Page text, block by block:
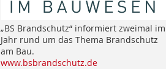
„BS Brandschutz“ informiert zweimal im
Jahr rund um das Thema Brandschutz
am Bau.
www.bsbrandschutz.de